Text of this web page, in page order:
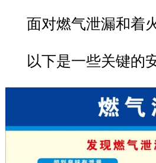
面对燃气泄漏和着
以下是一些关键的